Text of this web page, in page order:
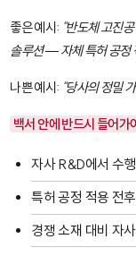
좋은 예시: "반도체 고진
솔루션 — 자체 특허 공정
나쁜 예시: "당사의 정밀
백서 안에 반드시 들어가
자사 R&D에서 수
특허 공정 적용 전
경쟁 소재 대비 자